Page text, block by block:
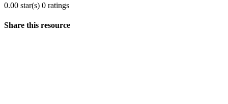
0.00 star(s) 0 ratings
Share this resource